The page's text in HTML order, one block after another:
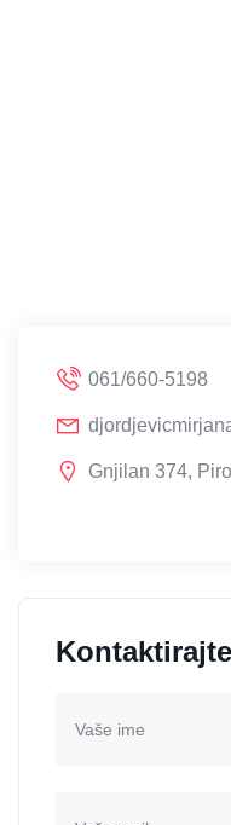
061/660-5198
Gnjilan 374,